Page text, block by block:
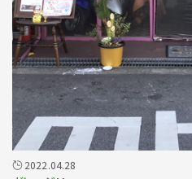
2022.04.28